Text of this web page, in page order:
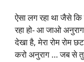
ऐसा लग रहा था जैसे
रहा हो- आ जाओ
देखा है, मेरा रोम रोम
करो अनुराग … जब से